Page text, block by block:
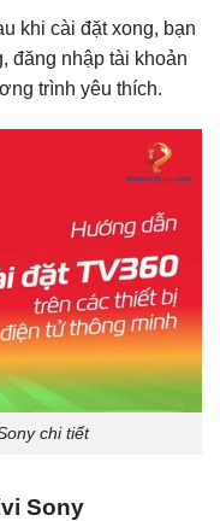
khi cài đặt xong, bạn
đăng nhập tài khoản
trình yêu thích.
chi tiết
Sony